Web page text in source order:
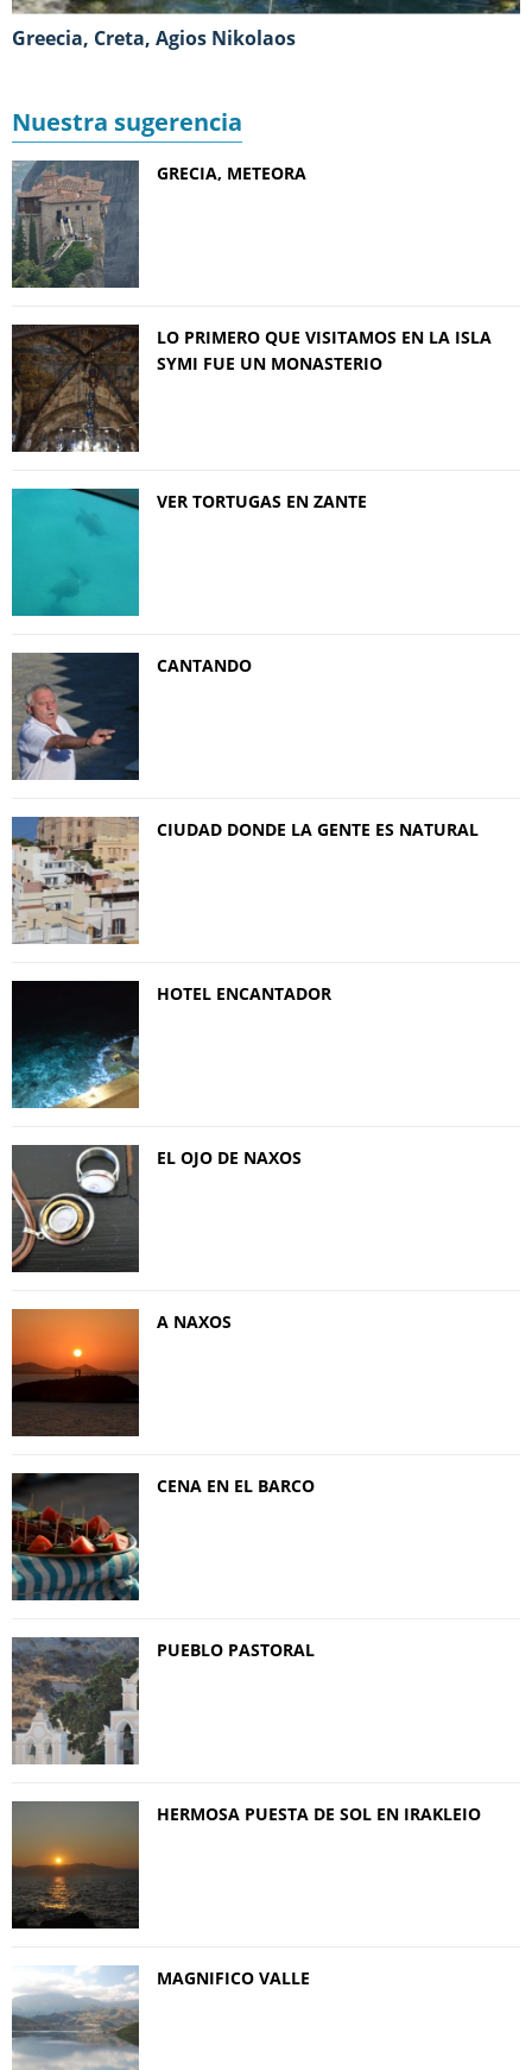
Greecia, Creta, Agios Nikolaos
Nuestra sugerencia
GRECIA, METEORA
LO PRIMERO QUE VISITAMOS EN LA ISLA
SYMI FUE UN MONASTERIO
VER TORTUGAS EN ZANTE
CANTANDO
CIUDAD DONDE LA GENTE ES NATURAL
HOTEL ENCANTADOR
EL OJO DE NAXOS
A NAXOS
CENA EN EL BARCO
PUEBLO PASTORAL
HERMOSA PUESTA DE SOL EN IRAKLEIO
MAGNIFICO VALLE